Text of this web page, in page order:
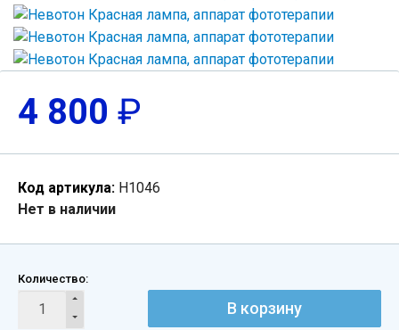
4 800 ₽
Код артикула: Н1046
Нет в наличии
Количество:
В корзину